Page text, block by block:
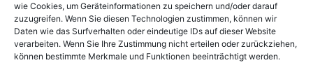
wie Cookies, um Geräteinformationen zu speichern und/oder darauf
zuzugreifen. Wenn Sie diesen Technologien zustimmen, können wir
Daten wie das Surfverhalten oder eindeutige IDs auf dieser Website
verarbeiten. Wenn Sie Ihre Zustimmung nicht erteilen oder zurückziehen,
können bestimmte Merkmale und Funktionen beeinträchtigt werden.